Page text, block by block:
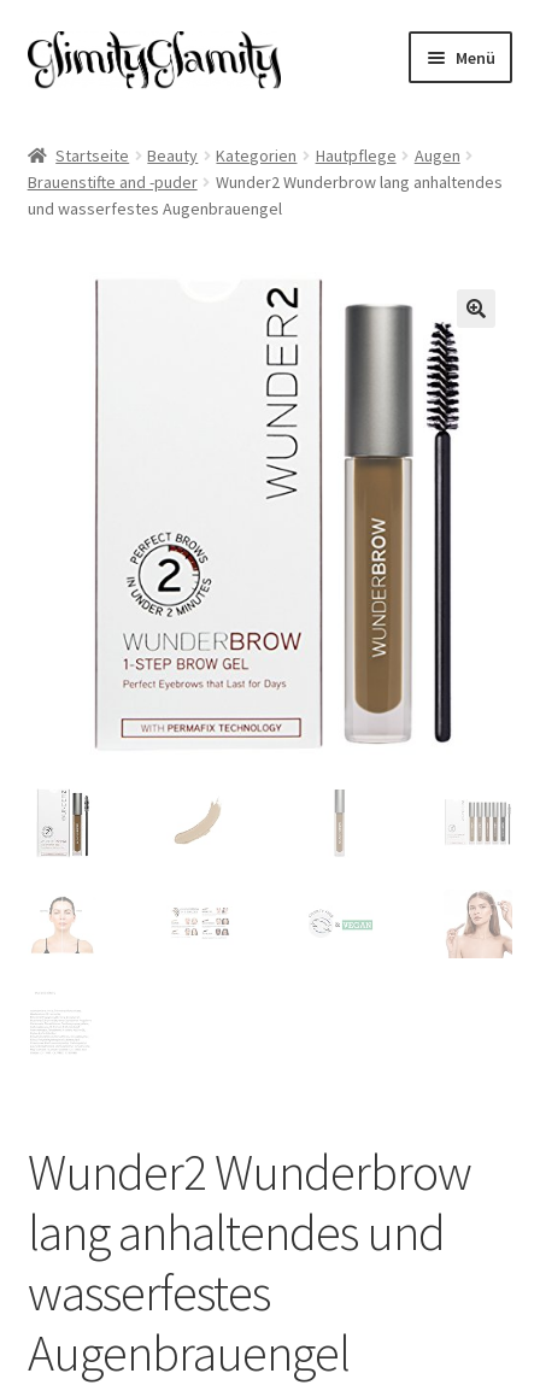
Zur
Navigation
Zum
Inhalt
Menü
Cookie-Richtlinie (EU)
Startseite Beauty Kategorien Hautpflege
Augen
Brauenstifte and -puder
Wunder2 Wunderbrow lang anhaltendes
und wasserfestes Augenbrauengel
Wunder2 Wunderbrow
lang anhaltendes und
wasserfestes
Augenbrauengel